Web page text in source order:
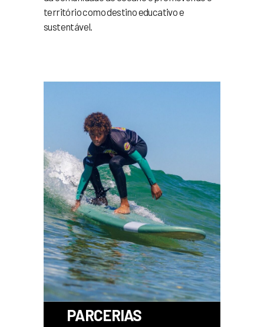
território como destino educativo e
sustentável.
PARCERIAS